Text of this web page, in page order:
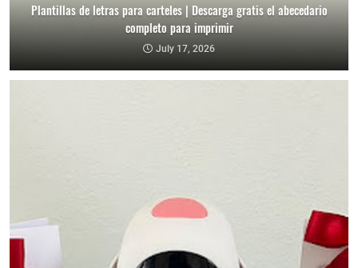
Plantillas de letras para carteles | Descarga gratis el abecedario
completo para imprimir
July 17, 2026